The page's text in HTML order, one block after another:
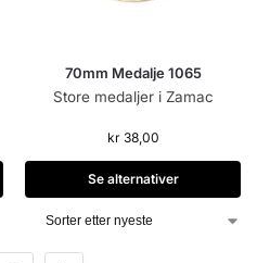
70mm Medalje 1065
Store medaljer i Zamac
kr38,00
Se alternativer